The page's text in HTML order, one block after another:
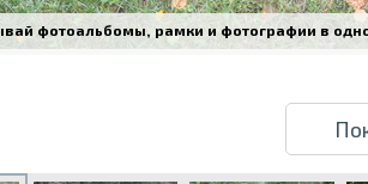
фотоальбомы, рамки и фотографии в